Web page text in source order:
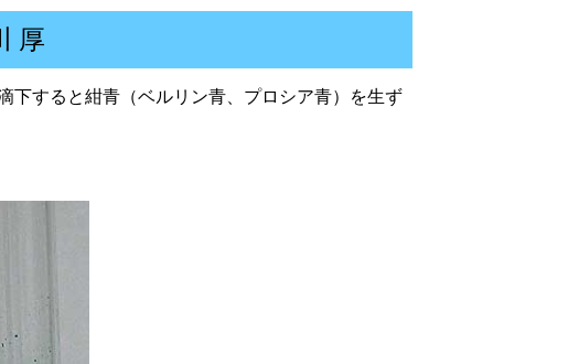
厚
下すると紺青（ベルリン青、プロシア青）を生ず